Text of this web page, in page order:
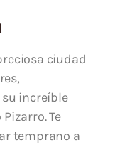
ciudad
increíble
Te
temprano a